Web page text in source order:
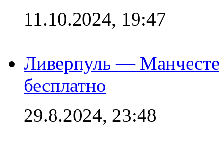
11.10.2024, 19:47
Ливерпуль —
бесплатно
29.8.2024, 23:48